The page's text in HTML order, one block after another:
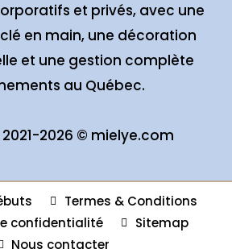
et privés, avec une
en main, une décoration
et une gestion complète
au Québec.
2026 © mielye.com
Termes & Conditions
confidentialité
Sitemap
Nous contacter